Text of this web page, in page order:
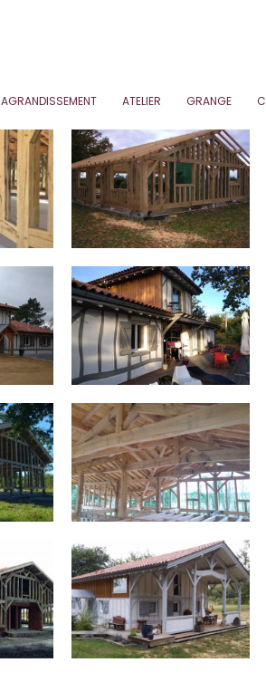
AGRANDISSEMENT ATELIER GRANGE